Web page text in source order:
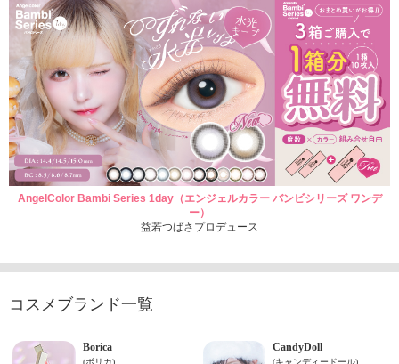
AngelColor Bambi Series 1day（エンジェルカラー バンビシリーズ ワンデ
ー）
益若つばさプロデュース
コスメブランド一覧